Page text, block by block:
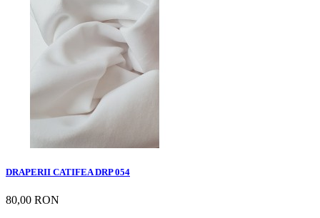
DRAPERII CATIFEA DRP 054
80,00 RON